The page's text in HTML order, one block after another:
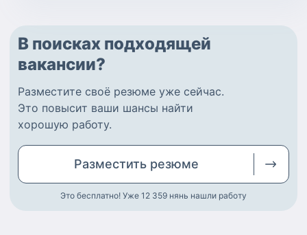
В поисках подходящей
вакансии?
Разместите своё резюме уже сейчас.
Это повысит ваши шансы найти
хорошую работу.
Разместить резюме
Это бесплатно! Уже 12 359 нянь нашли работу